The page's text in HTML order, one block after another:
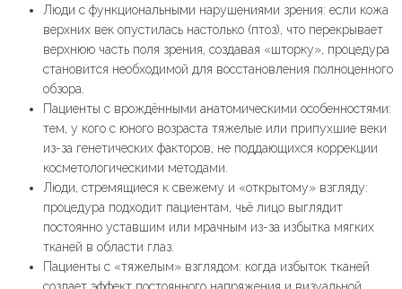
Люди с функциональными нарушениями зрения: если кожа
верхних век опустилась настолько (птоз), что перекрывает
верхнюю часть поля зрения, создавая «шторку», процедура
становится необходимой для восстановления полноценного
обзора.
Пациенты с врождёнными анатомическими особенностями:
тем, у кого с юного возраста тяжелые или припухшие веки
из-за генетических факторов, не поддающихся коррекции
косметологическими методами.
Люди, стремящиеся к свежему и «открытому» взгляду:
процедура подходит пациентам, чьё лицо выглядит
постоянно уставшим или мрачным из-за избытка мягких
тканей в области глаз.
Пациенты с «тяжелым» взглядом: когда избыток тканей